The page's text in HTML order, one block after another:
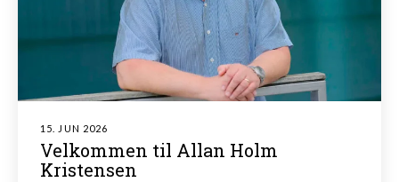
15. JUN 2026
Velkommen til Allan Holm
Kristensen